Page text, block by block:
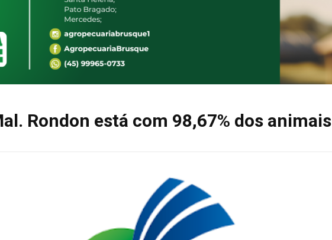
Rondon está com 98,67% dos animais